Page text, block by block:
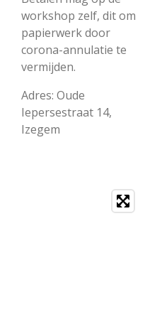
workshop zelf, dit om
papierwerk door
corona-annulatie te
vermijden.
Adres: Oude
Iepersestraat 14,
Izegem